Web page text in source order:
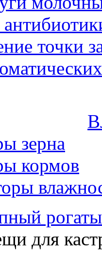
точки
зерна
кормов
для